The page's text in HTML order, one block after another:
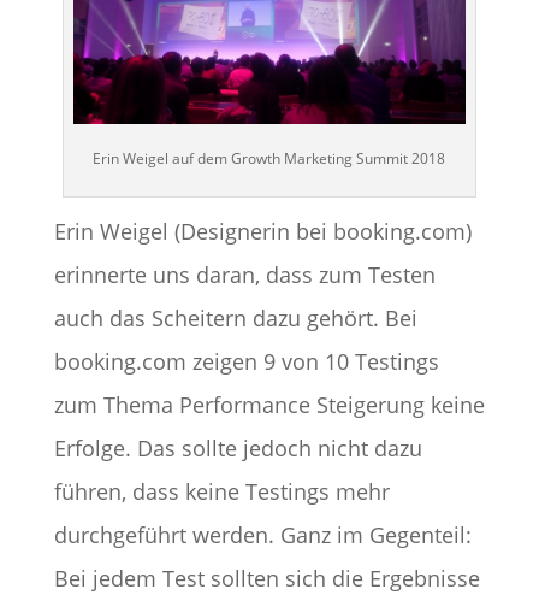
Erin Weigel auf dem Growth Marketing Summit 2018
Erin Weigel (Designerin bei booking.com)
erinnerte uns daran, dass zum Testen
auch das Scheitern dazu gehört. Bei
booking.com zeigen 9 von 10 Testings
zum Thema Performance Steigerung keine
Erfolge. Das sollte jedoch nicht dazu
führen, dass keine Testings mehr
durchgeführt werden. Ganz im Gegenteil:
Bei jedem Test sollten sich die Ergebnisse